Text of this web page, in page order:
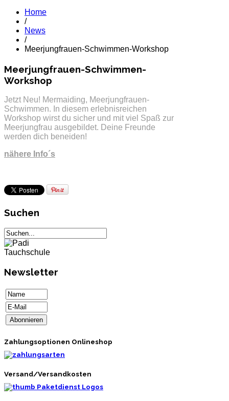
Home
/
News
/
Meerjungfrauen-Schwimmen-Workshop
Meerjungfrauen-Schwimmen-
Workshop
Jetzt Neu! Mermaiding, Meerjungfrauen-
Schwimmen. In diesem erlebnisreichen
Workshop wirst du sicher und mit viel Spaß zur
Meerjungfrau ausgebildet. Deine Freunde
werden dich beneiden!
nähere Info´s
Suchen
Newsletter
Zahlungsoptionen Onlineshop
Versand/Versandkosten